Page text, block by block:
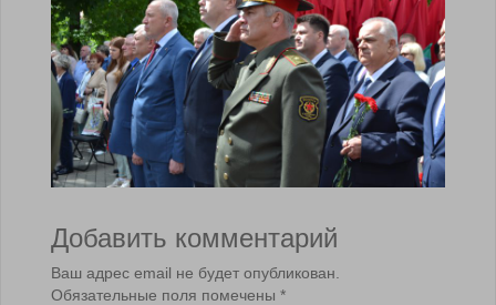
Добавить комментарий
Ваш адрес email не будет опубликован.
Обязательные поля помечены *